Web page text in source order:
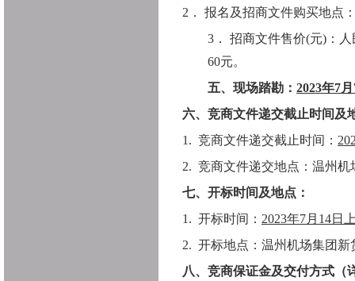
2． 报名及招商文件购买地点
3． 招商文件售价(元)：
60元。
五、 现场踏勘： 2023年7月
六、竞商文件递交截止时间及
1. 竞商文件递交截止时间：
2. 竞商文件递交地点：温州
七、开标时间及地点：
1. 开标时间： 2023年7月 14日
2. 开标地点： 温州机场集团新
八、竞商保证金及交付方式（